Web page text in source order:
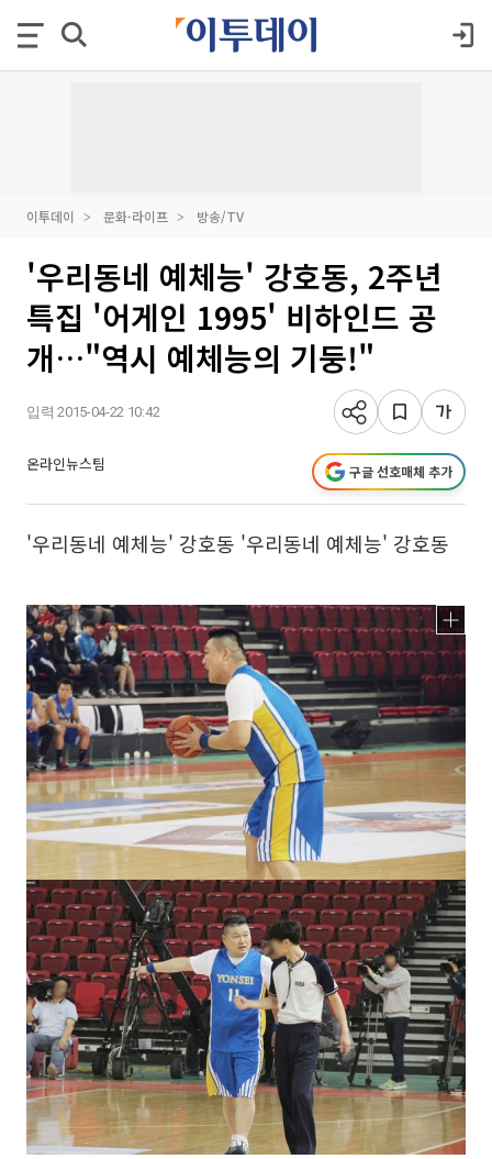
이투데이 문화·라이프 방송/TV
'우리동네 예체능' 강호동, 2주년
특집 '어게인 1995' 비하인드 공
개…"역시 예체능의 기둥!"
입력 2015-04-22 10:42
온라인뉴스팀 구글 선호매체 추가
'우리동네 예체능' 강호동 '우리동네 예체능' 강호동